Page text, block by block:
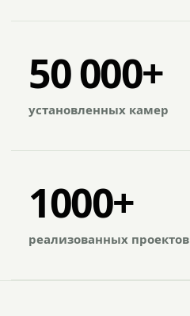
50 000+
установленных камер
1000+
реализованных проектов